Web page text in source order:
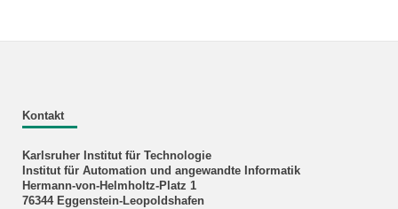
Kontakt
Karlsruher Institut für Technologie
Institut für Automation und angewandte Informatik
Hermann-von-Helmholtz-Platz 1
76344 Eggenstein-Leopoldshafen